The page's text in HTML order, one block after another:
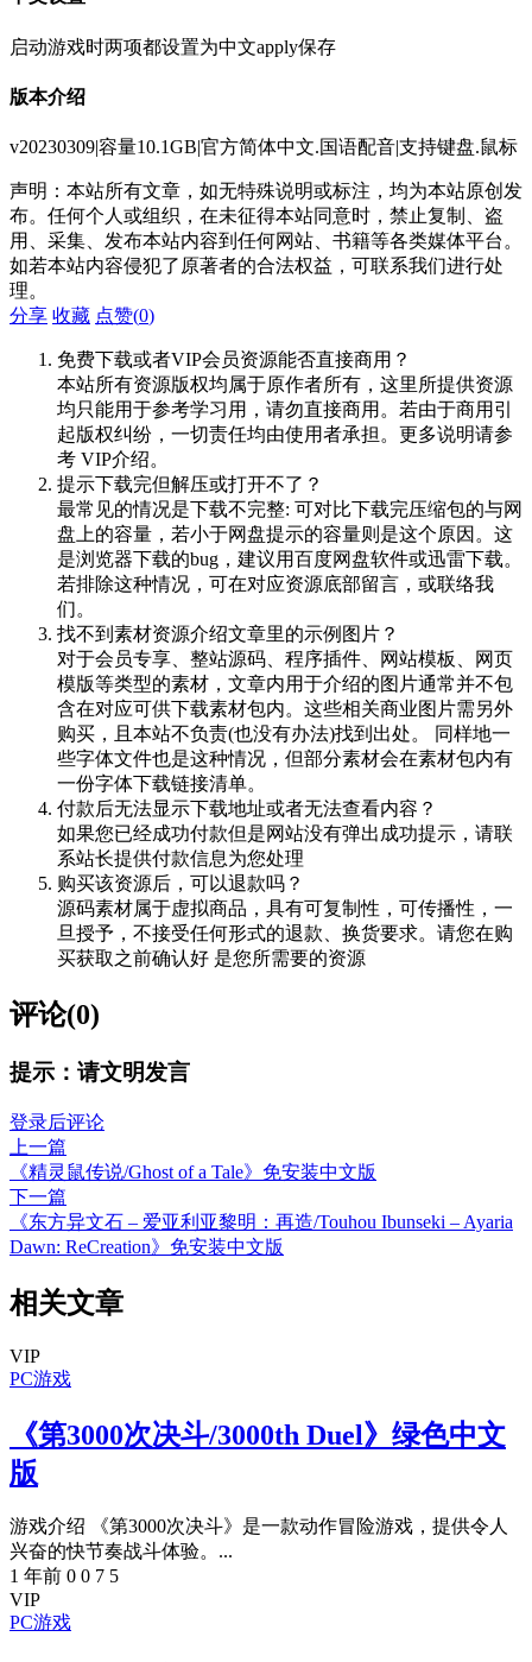
启动游戏时两项都设置为中文apply保存
版本介绍
v20230309|容量10.1GB|官方简体中文.国语配音|支持键盘.鼠标
声明：本站所有文章，如无特殊说明或标注，均为本站原创发
布。任何个人或组织，在未征得本站同意时，禁止复制、盗
用、采集、发布本站内容到任何网站、书籍等各类媒体平台。
如若本站内容侵犯了原著者的合法权益，可联系我们进行处
理。
分享 收藏 点赞(0)
免费下载或者VIP会员资源能否直接商用？
本站所有资源版权均属于原作者所有，这里所提供资源
均只能用于参考学习用，请勿直接商用。若由于商用引
起版权纠纷，一切责任均由使用者承担。更多说明请参
考 VIP介绍。
提示下载完但解压或打开不了？
最常见的情况是下载不完整: 可对比下载完压缩包的与网
盘上的容量，若小于网盘提示的容量则是这个原因。这
是浏览器下载的bug，建议用百度网盘软件或迅雷下载。
若排除这种情况，可在对应资源底部留言，或联络我
们。
找不到素材资源介绍文章里的示例图片？
对于会员专享、整站源码、程序插件、网站模板、网页
模版等类型的素材，文章内用于介绍的图片通常并不包
含在对应可供下载素材包内。这些相关商业图片需另外
购买，且本站不负责(也没有办法)找到出处。 同样地一
些字体文件也是这种情况，但部分素材会在素材包内有
一份字体下载链接清单。
付款后无法显示下载地址或者无法查看内容？
如果您已经成功付款但是网站没有弹出成功提示，请联
系站长提供付款信息为您处理
购买该资源后，可以退款吗？
源码素材属于虚拟商品，具有可复制性，可传播性，一
旦授予，不接受任何形式的退款、换货要求。请您在购
买获取之前确认好 是您所需要的资源
评论(0)
提示：请文明发言
登录后评论
上一篇
《精灵鼠传说/Ghost of a Tale》免安装中文版
下一篇
《东方异文石 – 爱亚利亚黎明：再造/Touhou Ibunseki – Ayaria
Dawn: ReCreation》免安装中文版
相关文章
VIP
PC游戏
《第3000次决斗/3000th Duel》绿色中文
版
游戏介绍 《第3000次决斗》是一款动作冒险游戏，提供令人
兴奋的快节奏战斗体验。...
1 年前 0 0 7 5
VIP
PC游戏